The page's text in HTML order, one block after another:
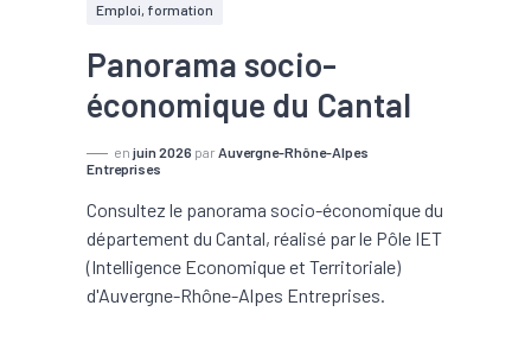
Emploi, formation
Panorama socio-
économique du Cantal
en juin 2026 par Auvergne-Rhône-Alpes
Entreprises
Consultez le panorama socio-économique du
département du Cantal, réalisé par le Pôle IET
(Intelligence Economique et Territoriale)
d'Auvergne-Rhône-Alpes Entreprises.